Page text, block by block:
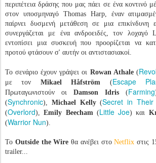
περιπέτεια δράσης που μας πάει σε ένα κοντινό
στον υποσμηναγό Thomas Harp, έναν
παίρνει δυσμενή μετάθεση σε μια επικίνδυνη
συνεργάζεται με ένα ανδροειδές, τον
εντοπίσει μια συσκευή που προορίζεται να
προτού φτάσουν σ' αυτήν οι αντιστασιακοί.
Το σενάριο έχουν γράψει οι Rowan Athale(
με τον Mikael Håfström (Escape
Πρωταγωνιστούν οι Damson Idris (Farming
(Synchronic), Michael Kelly(Secret in Their
(Overlord),Emily Beecham(Little Joe) και
(Warrior Nun).
Το Outside the Wire θα ανέβει στοNetflix στις
trailer...